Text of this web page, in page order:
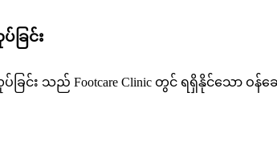
ြင်း
ြင်း သည် Footcare Clinic တွင် ရရှိနိုင်သော ဝန်